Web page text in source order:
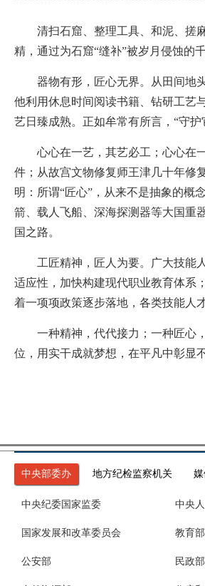
清扫石窟、整理工具、和泥、搓麻
精，通过为石窟“缝补”被岁月侵蚀的
器物有形，匠心无界。从田间地头
他利用休息时间阅读书籍、钻研工艺
艺日臻成熟。正如牟常有所言，“守
心心在一艺，其艺必工；心心在一
件；从故宫文物修复师王津几十年修
明：所谓“匠心”，从来不是抽象的概
箭、载人飞船、深海探测器等大国重
国之路。
工匠精神，匠人为要。广大技能人
适应性，加快构建现代职业教育体系
着一项项政策逐步落地，各类技能人
一种精神，代代接力；一种匠心，
位，用实干成就梦想，在平凡中彰显
中央部委办 地方纪检监察机关
中央纪委国家监委 中央
国家发展和改革委员会 教育部
公安部 民政部